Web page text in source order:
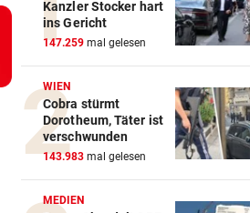
Kanzler Stocker hart
ins Gericht
147.259 mal gelesen
WIEN
Cobra stürmt
Dorotheum, Täter ist
verschwunden
143.983 mal gelesen
MEDIEN